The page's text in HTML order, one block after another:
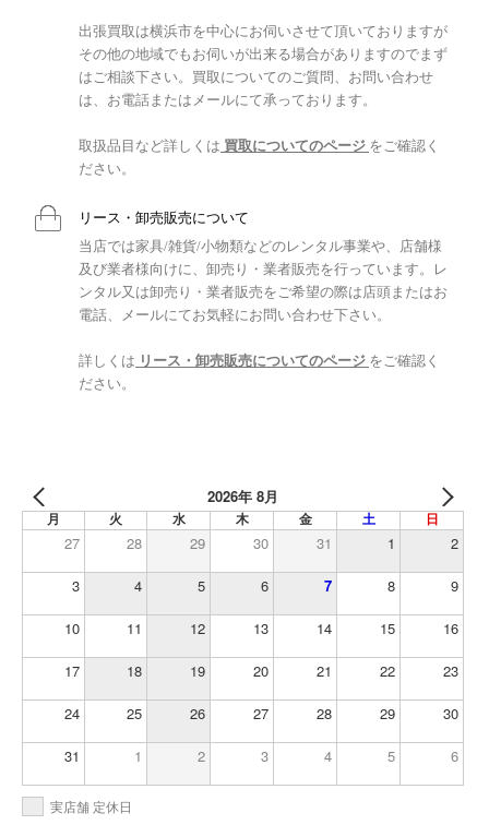
出張買取は横浜市を中心にお伺いさせて頂いておりますが
その他の地域でもお伺いが出来る場合がありますのでまず
はご相談下さい。買取についてのご質問、お問い合わせ
は、お電話またはメールにて承っております。
取扱品目など詳しくは 買取についてのページ をご確認く
ださい。
リース・卸売販売について
当店では家具/雑貨/小物類などのレンタル事業や、店舗様
及び業者様向けに、卸売り・業者販売を行っています。レ
ンタル又は卸売り・業者販売をご希望の際は店頭またはお
電話、メールにてお気軽にお問い合わせ下さい。
詳しくは リース・卸売販売についてのページ をご確認く
ださい。
2026年 8月
月 火 水 木 金 土 日
27 28 29 30 31 1 2
3 4 5 6 7 8 9
10 11 12 13 14 15 16
17 18 19 20 21 22 23
24 25 26 27 28 29 30
31 1 2 3 4 5 6
実店舗 定休日